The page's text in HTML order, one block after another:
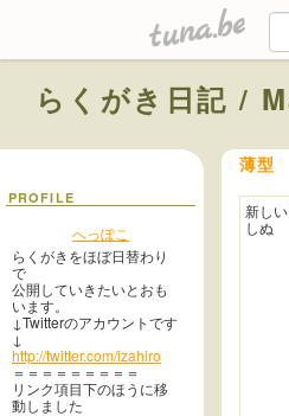
tuna.be
らくがき日記 /
PROFILE
へっぽこ
らくがきをほぼ日替わり
で
公開していきたいとおも
います。
↓Twitterのアカウントです
↓
http://twitter.com/izahiro
＝＝＝＝＝＝＝＝＝
リンク項目下のほうに移
動しました
薄型
新し
しぬ